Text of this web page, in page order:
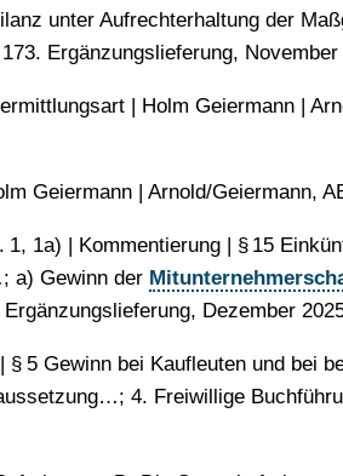
unter Aufrechterhaltung der
Ergänzungslieferung, November
| Holm Geiermann |
Geiermann | Arnold/​​Geiermann,
1a) | Kommentierung | § 15
a) Gewinn der
Dezember
5 Gewinn bei Kaufleuten und bei
4. Freiwillige